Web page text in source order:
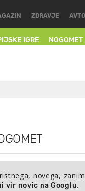
IGRE NOGOMET
ZDRAVJE AVTO
novega,
vir novic na Googlu.